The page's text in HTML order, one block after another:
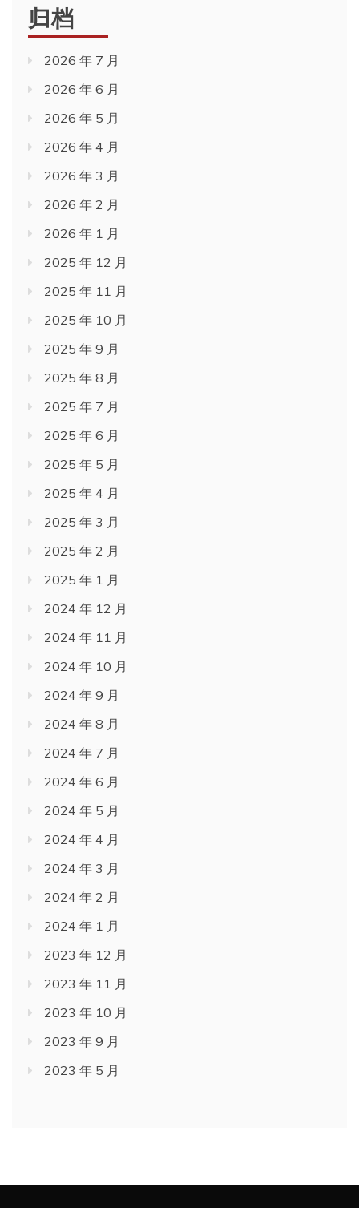
归档
2026 年 7 月
2026 年 6 月
2026 年 5 月
2026 年 4 月
2026 年 3 月
2026 年 2 月
2026 年 1 月
2025 年 12 月
2025 年 11 月
2025 年 10 月
2025 年 9 月
2025 年 8 月
2025 年 7 月
2025 年 6 月
2025 年 5 月
2025 年 4 月
2025 年 3 月
2025 年 2 月
2025 年 1 月
2024 年 12 月
2024 年 11 月
2024 年 10 月
2024 年 9 月
2024 年 8 月
2024 年 7 月
2024 年 6 月
2024 年 5 月
2024 年 4 月
2024 年 3 月
2024 年 2 月
2024 年 1 月
2023 年 12 月
2023 年 11 月
2023 年 10 月
2023 年 9 月
2023 年 5 月